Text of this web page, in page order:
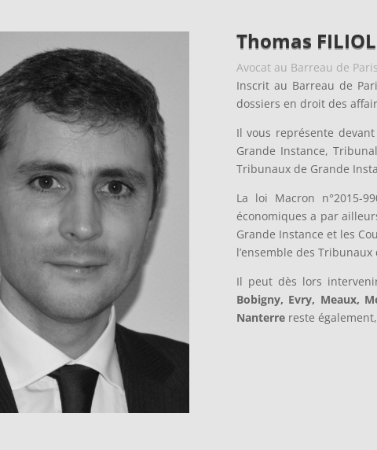
Thomas
Avocat au Barreau de Paris
Inscrit au Barreau de
dossiers en droit des
Il vous représente
Grande Instance,
Tribunaux de Grande
La loi Macron n°2015-
économiques a par
Grande Instance et les
l’ensemble des
Il peut dès lors
Bobigny, Evry, Meaux,
Nanterrereste